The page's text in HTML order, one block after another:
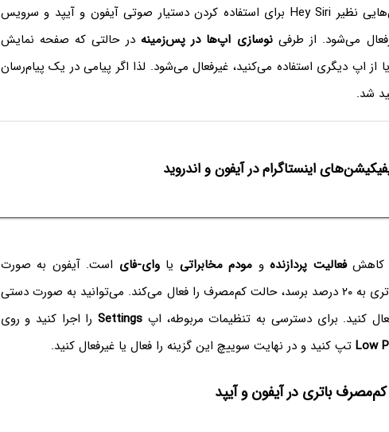
، سرویس‌هایی نظیر Hey Siri برای استفاده کردن دستیار صوتی آیفون و آیپد و سرویس
می‌شود. از طرفینوسازی اپ‌ها در پس‌زمینه در حالتی که صفحه نمایش
اپ دیگری استفاده می‌کنید، غیرفعال می‌شود. لذا اگر پیامی در یک پیام‌رسان
شد.
اینستاگرام در آیفون و اندروید
کاهشفعالیت پردازندهو مودم مخابراتی یاوای-فای است. آیفون به صورت
خودکار زمانی که میزان شارژ باتری به ۲۰ درصد برسد، حالت کم‌مصرف را فعال می‌کند. می‌توانید به صورت دستی
کنید. برای دسترسی به تنظیمات مربوطه، اپ Settingsرا اجرا کنید و روی
Low تپ کنید و در نهایت سوییچ این گزینه را فعال یا غیرفعال کنید.
باتری در آیفون و آیپد